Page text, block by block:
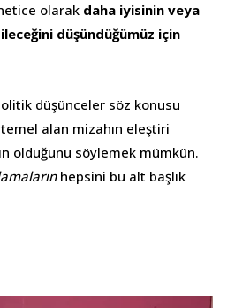
olarak daha iyisinin veya
düşündüğümüz için
düşünceler söz konusu
alan mizahın eleştiri
olduğunu söylemek mümkün.
hepsini bu alt başlık